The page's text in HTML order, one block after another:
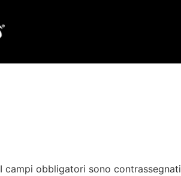
I campi obbligatori sono contrassegnati